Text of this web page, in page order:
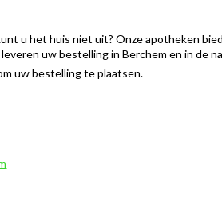
u het huis niet uit? Onze apotheken
uw bestelling in Berchem en in de
uw bestelling te plaatsen.